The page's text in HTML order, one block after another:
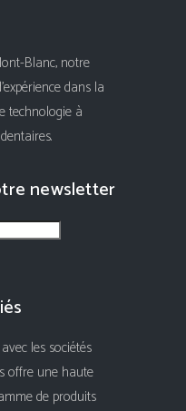
Blanc, notre
dans la
technologie à
newsletter
les sociétés
offre une haute
de produits